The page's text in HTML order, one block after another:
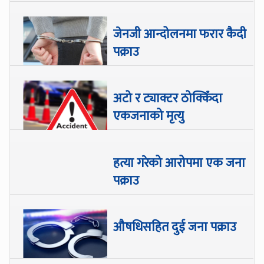
जेनजी आन्दोलनमा फरार कैदी
पक्राउ
अटो र ट्याक्टर ठोक्किँदा
एकजनाको मृत्यु
हत्या गरेको आरोपमा एक जना
पक्राउ
औषधिसहित दुई जना पक्राउ